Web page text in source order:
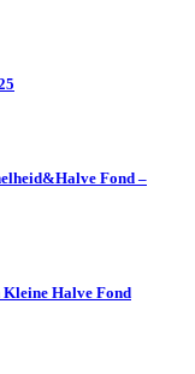
Fond –
Kleine Halve Fond